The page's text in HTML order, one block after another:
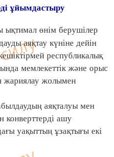
ұйымдастыру
өнім берушілер
аяқтау күніне дейін
республикалық
мемлекеттік және орыс
жариялау жолымен
аяқталуы мен
конверттерді ашу
уақыттың ұзақтығы екі